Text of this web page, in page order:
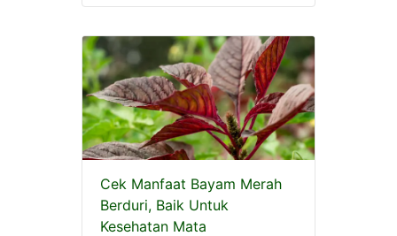
Cek Manfaat Bayam Merah
Berduri, Baik Untuk
Kesehatan Mata